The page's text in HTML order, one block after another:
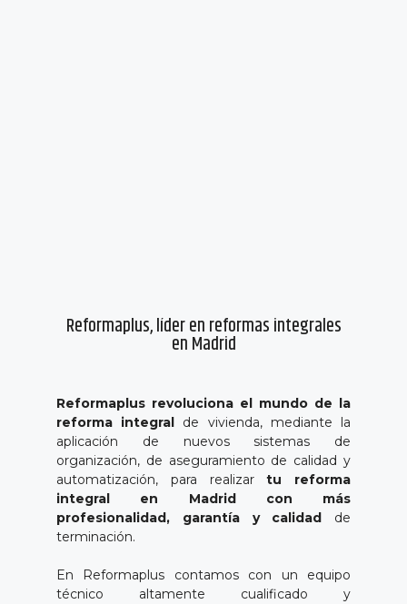
Reformaplus, líder en reformas integrales
en Madrid
Reformaplus revoluciona el mundo de la
reforma integral de vivienda, mediante la
aplicación de nuevos sistemas de
organización, de aseguramiento de calidad y
automatización, para realizartu reforma
integral en Madrid con más
profesionalidad, garantía y calidad de
terminación.
En Reformaplus contamos con un equipo
técnico altamente cualificado y